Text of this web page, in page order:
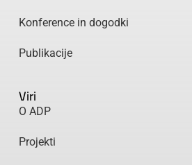
Konference in dogodki
Publikacije
Viri
O ADP
Projekti